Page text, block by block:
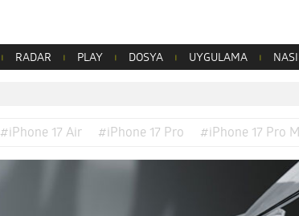
RADAR PLAY DOSYA UYGULAMA
#iPhone 17 Air #iPhone 17 Pro #iPhone 17 Pro